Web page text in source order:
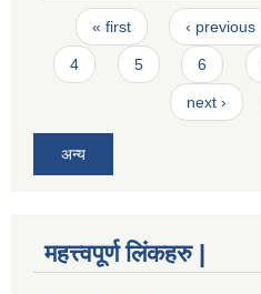
Pages
« first ‹ previous
4 5 6
next ›
अन्य
महत्त्वपूर्ण लिंकहरु |